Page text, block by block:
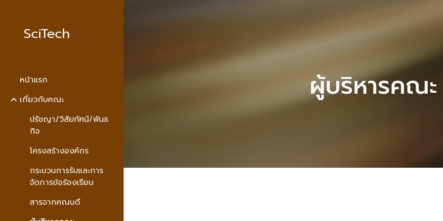
SciTech
หน้าแรก
เกี่ยวกับคณะ
ปรัชญา/วิสัยทัศน์/พันธ
กิจ
โครงสร้างองค์กร
กระบวนการรับและการ
จัดการข้อร้องเรียน
สารจากคณบดี
ผู้บริหารคณะ